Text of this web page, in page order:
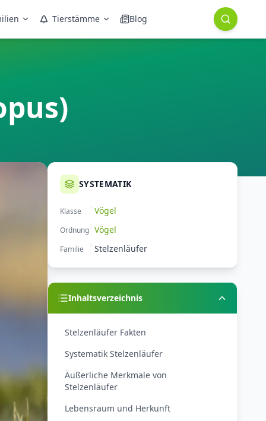
Tierstämme Blog
SYSTEMATIK
Klasse Vögel
Ordnung Vögel
Familie Stelzenläufer
Inhaltsverzeichnis
Stelzenläufer Fakten
Systematik Stelzenläufer
Äußerliche Merkmale von
Stelzenläufer
Lebensraum und Herkunft